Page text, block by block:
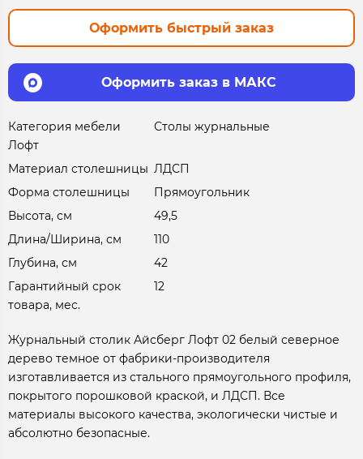
Оформить быстрый заказ
Оформить заказ в МАКС
Категория мебели
Лофт
Столы журнальные
Материал столешницы ЛДСП
Форма столешницы
Прямоугольник
Высота, см
49,5
Длина/Ширина, см
110
Глубина, см
42
Гарантийный срок
товара, мес.
12
Журнальный столик Айсберг Лофт 02 белый северное
дерево темное от фабрики-производителя
изготавливается из стального прямоугольного профиля,
покрытого порошковой краской, и ЛДСП. Все
материалы высокого качества, экологически чистые и
абсолютно безопасные.